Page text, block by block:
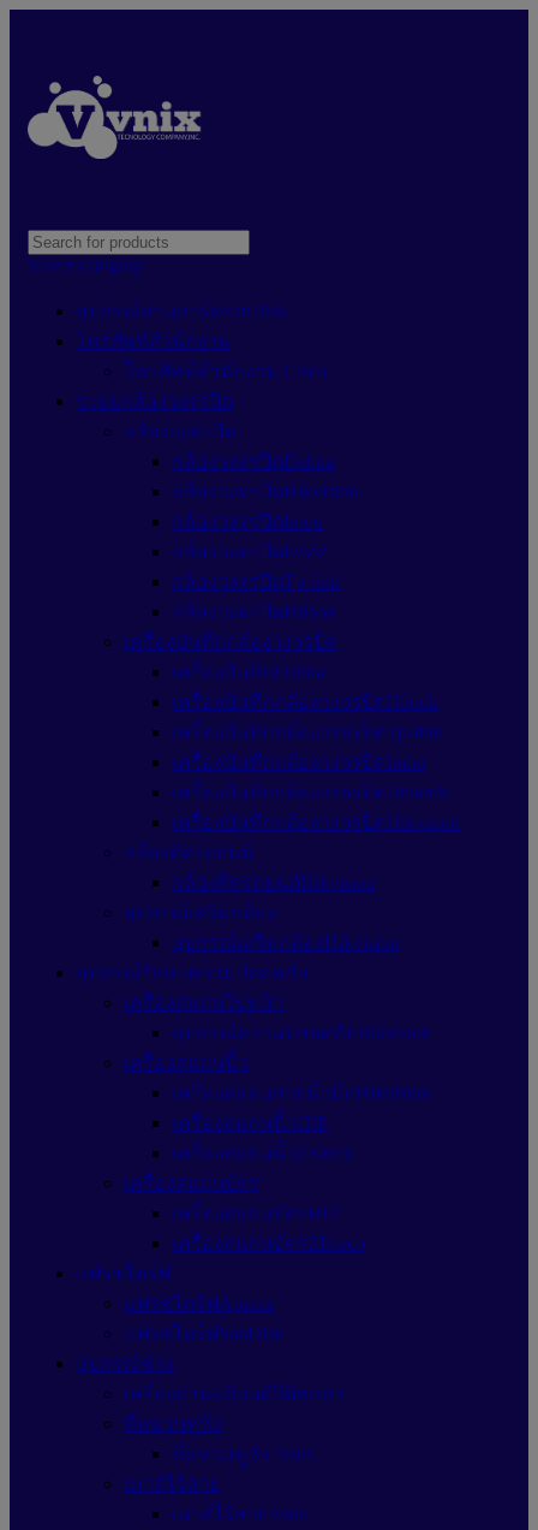
Select category
อุปกรณ์อ่านการ์ดSanDisk
โทรศัพท์สำนักงาน
โทรศัพท์สำนักงาน Cisco
ระบบกล้องวงจรปิด
กล้องวงจรปิด
กล้องวงจรปิดDahua
กล้องวงจรปิดHikvision
กล้องวงจรปิดImou
กล้องวงจรปิดEzviz
กล้องวงจรปิดTp-link
กล้องวงจรปิดHilook
เครื่องบันทึกกล้องวงจรปิด
เครื่องบันทึกDahua
เครื่องบันทึกกล้องวงจรปิดHilook
เครื่องบันทึกกล้องวงจรปิดTp-link
เครื่องบันทึกกล้องวงจรปิดImou
เครื่องบันทึกกล้องวงจรปิดUniarch
เครื่องบันทึกกล้องวงจรปิดHikvision
กล้องติดรถยนต์
กล้องติดรถยนต์Hikvision
อุปกรณ์เสริมกล้อง
อุปกรณ์เสริมกล้องHikvision
อุปกรณ์รักษาความปลอดภัย
เครื่องสแกนใบหน้า
อุปกรณ์ความปลอดภัยHikvision
เครื่องสแกนนิ้ว
เครื่องสแกนลายนิ้วมือHikvision
เครื่องสแกนนิ้วHIP
เครื่องสแกนนิ้วZKteco
เครื่องสแกนบัตร
เครื่องสแกนบัตรHIP
เครื่องสแกนบัตรZKteco
แฟรชไดร์ฟ
แฟรชไดร์ฟApacer
แฟรชไดร์ฟSanDisk
อุปกรณ์ช่าง
เครื่องอ่าน-เขียนดีวีดีพกพา
ที่แขวนหูฟัง
ที่แขวนหูฟัง Asus
เมาส์ไร้สาย
เมาส์ไร้สายAsus